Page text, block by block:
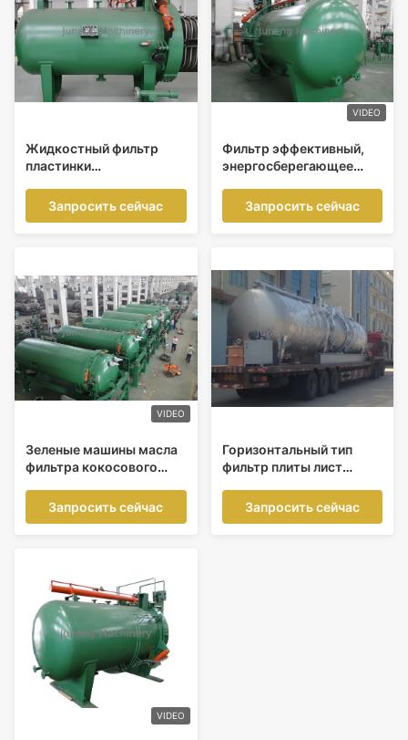
Жидкостный фильтр
пластинки
отклонения сетки
фильтра нержавеющей
Запросить сейчас
VIDEO
Фильтр эффективный,
энергосберегающее
лист WYB-YL
горизонтальный
Запросить сейчас
VIDEO
Зеленые машины масла
фильтра кокосового
стальные
горизонтальные
Запросить сейчас
Горизонтальный тип
фильтр плиты лист
пентагидрата сульфата
меди
Запросить сейчас
VIDEO